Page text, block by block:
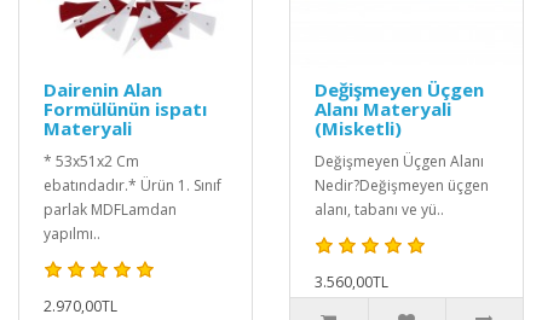
Dairenin Alan
Formülünün ispatı
Materyali
* 53x51x2 Cm
ebatındadır.* Ürün 1. Sınıf
parlak MDFLamdan
yapılmı..
2.970,00TL
Değişmeyen Üçgen
Alanı Materyali
(Misketli)
Değişmeyen Üçgen Alanı
Nedir?Değişmeyen üçgen
alanı, tabanı ve yü..
3.560,00TL